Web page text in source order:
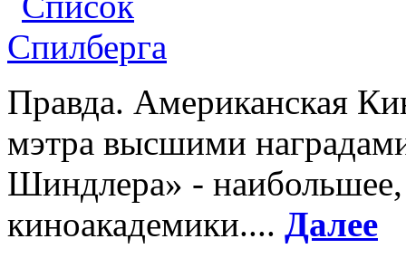
Правда. Американская
мэтра высшими
Шиндлера» -
киноакадемики.... Далее